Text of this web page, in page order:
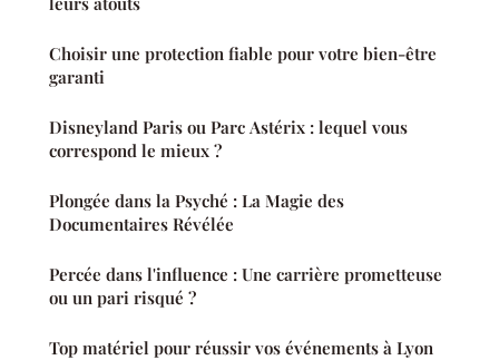
Choisir une protection fiable pour votre bien-être
garanti
Disneyland Paris ou Parc Astérix : lequel vous
correspond le mieux ?
Plongée dans la Psyché : La Magie des
Documentaires Révélée
Percée dans l'influence : Une carrière prometteuse
ou un pari risqué ?
Top matériel pour réussir vos événements à Lyon